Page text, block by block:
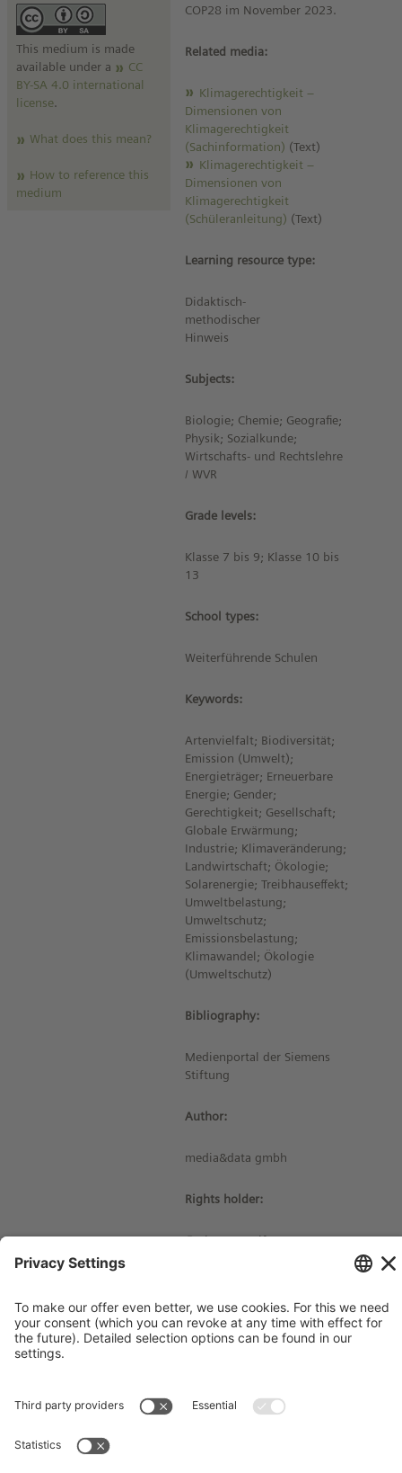
This medium is made
available under a
CC
BY-SA 4.0 international
license.
What does this mean?
How to reference this
medium
COP28 im November 2023.
Related media:
Klimagerechtigkeit –
Dimensionen von
Klimagerechtigkeit
(Sachinformation) (Text)
Klimagerechtigkeit –
Dimensionen von
Klimagerechtigkeit
(Schüleranleitung) (Text)
Learning resource type:
Didaktisch-
methodischer
Hinweis
Subjects:
Biologie; Chemie; Geografie;
Physik; Sozialkunde;
Wirtschafts- und Rechtslehre
/ WVR
Grade levels:
Klasse 7 bis 9; Klasse 10 bis
13
School types:
Weiterführende Schulen
Keywords:
Artenvielfalt; Biodiversität;
Emission (Umwelt);
Energieträger; Erneuerbare
Energie; Gender;
Gerechtigkeit; Gesellschaft;
Globale Erwärmung;
Industrie; Klimaveränderung;
Landwirtschaft; Ökologie;
Solarenergie; Treibhauseffekt;
Umweltbelastung;
Umweltschutz;
Emissionsbelastung;
Klimawandel; Ökologie
(Umweltschutz)
Bibliography:
Medienportal der Siemens
Stiftung
Author:
media&data gmbh
Rights holder:
© Siemens Stiftung 2024
Imprint
Privacy Policy